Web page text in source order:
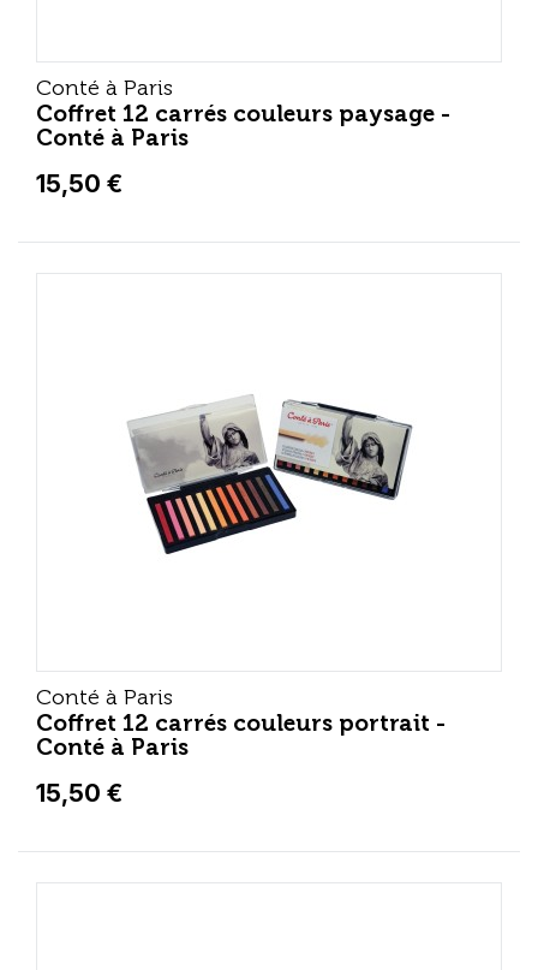
Conté à Paris
Coffret 12 carrés couleurs paysage -
Conté à Paris
15,50 €
Conté à Paris
Coffret 12 carrés couleurs portrait -
Conté à Paris
15,50 €